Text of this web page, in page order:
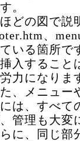
。
どの図で説
、
いる箇所で
挿入すること
力になりま
た、メニュー
は、すべて
管理も大変
に、同じ部